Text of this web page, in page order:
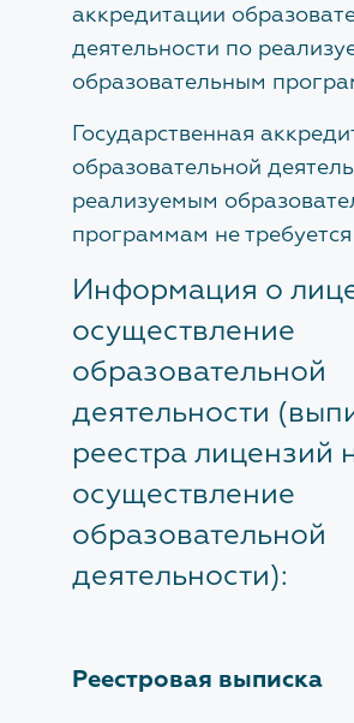
Сведения об Учебном центре
КОНТАКТЫ
ДОКУМЕНТЫ
Нормативно-правовые акты
Шаблоны документов
ЧАСТО ЗАДАВАЕМЫЕ
Общие вопросы
Экспертиза
Проверка достоверности
По заключенным договорам
аккредитации
деятельности по
образовательным
Государственная
образовательной
реализуемым
программам не требуется
Информация о
осуществление
образовательной
деятельности
реестра лицензий
осуществление
образовательной
деятельности):
Реестровая выписка